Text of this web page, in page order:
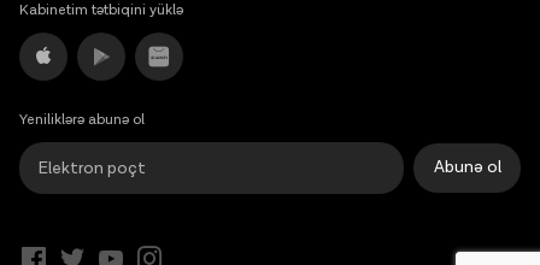
Kabinetim tətbiqini yüklə
Yeniliklərə abunə ol
Abunə ol